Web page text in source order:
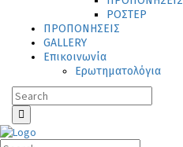
ΡΟΣΤΕΡ
ΠΡΟΠΟΝΗΣΕΙΣ
GALLERY
Επικοινωνία
Ερωτηματολόγια